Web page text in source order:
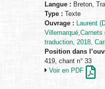
Langue : Breton,
Type : Texte
Ouvrage : Laurent
Villemarqué,Carnets
traduction, 2018,
Position dans
419, chant n° 33
Voir en PDF